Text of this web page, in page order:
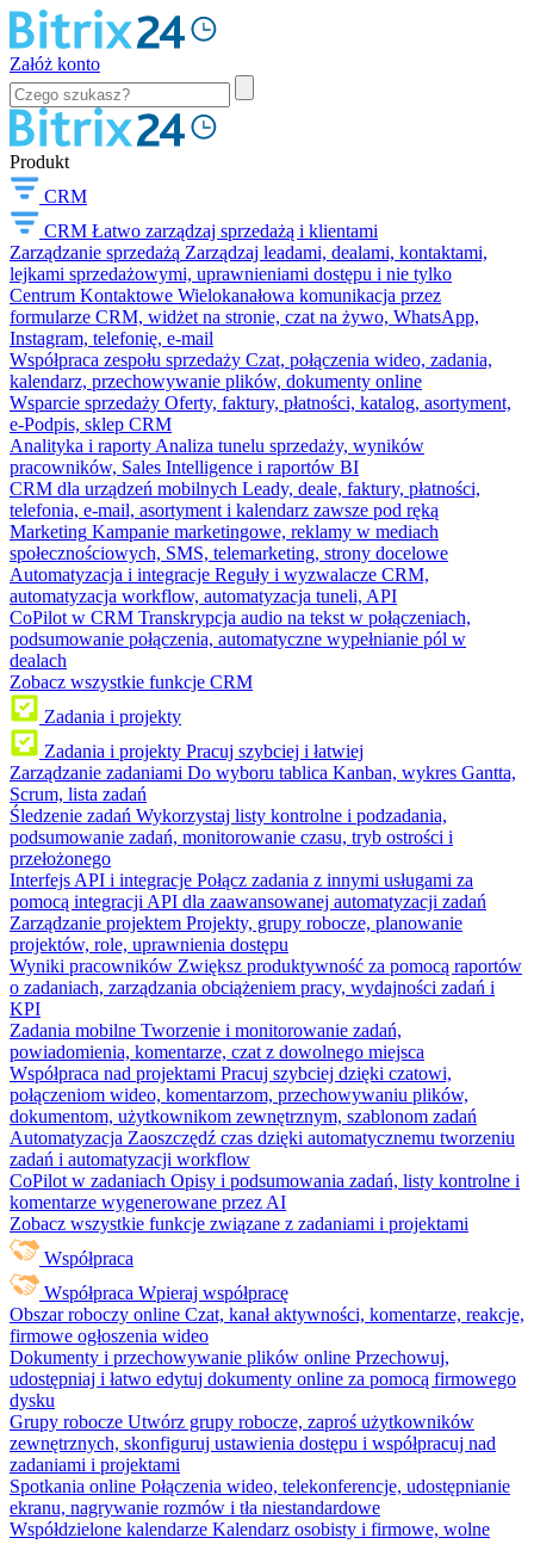
Załóż konto
Produkt
CRM
CRM Łatwo zarządzaj sprzedażą i klientami
Zarządzanie sprzedażą Zarządzaj leadami, dealami, kontaktami,
lejkami sprzedażowymi, uprawnieniami dostępu i nie tylko
Centrum Kontaktowe Wielokanałowa komunikacja przez
formularze CRM, widżet na stronie, czat na żywo, WhatsApp,
Instagram, telefonię, e-mail
Współpraca zespołu sprzedaży Czat, połączenia wideo, zadania,
kalendarz, przechowywanie plików, dokumenty online
Wsparcie sprzedaży Oferty, faktury, płatności, katalog, asortyment,
e-Podpis, sklep CRM
Analityka i raporty Analiza tunelu sprzedaży, wyników
pracowników, Sales Intelligence i raportów BI
CRM dla urządzeń mobilnych Leady, deale, faktury, płatności,
telefonia, e-mail, asortyment i kalendarz zawsze pod ręką
Marketing Kampanie marketingowe, reklamy w mediach
społecznościowych, SMS, telemarketing, strony docelowe
Automatyzacja i integracje Reguły i wyzwalacze CRM,
automatyzacja workflow, automatyzacja tuneli, API
CoPilot w CRM Transkrypcja audio na tekst w połączeniach,
podsumowanie połączenia, automatyczne wypełnianie pól w
dealach
Zobacz wszystkie funkcje CRM
Zadania i projekty
Zadania i projekty Pracuj szybciej i łatwiej
Zarządzanie zadaniami Do wyboru tablica Kanban, wykres Gantta,
Scrum, lista zadań
Śledzenie zadań Wykorzystaj listy kontrolne i podzadania,
podsumowanie zadań, monitorowanie czasu, tryb ostrości i
przełożonego
Interfejs API i integracje Połącz zadania z innymi usługami za
pomocą integracji API dla zaawansowanej automatyzacji zadań
Zarządzanie projektem Projekty, grupy robocze, planowanie
projektów, role, uprawnienia dostępu
Wyniki pracowników Zwiększ produktywność za pomocą raportów
o zadaniach, zarządzania obciążeniem pracy, wydajności zadań i
KPI
Zadania mobilne Tworzenie i monitorowanie zadań,
powiadomienia, komentarze, czat z dowolnego miejsca
Współpraca nad projektami Pracuj szybciej dzięki czatowi,
połączeniom wideo, komentarzom, przechowywaniu plików,
dokumentom, użytkownikom zewnętrznym, szablonom zadań
Automatyzacja Zaoszczędź czas dzięki automatycznemu tworzeniu
zadań i automatyzacji workflow
CoPilot w zadaniach Opisy i podsumowania zadań, listy kontrolne i
komentarze wygenerowane przez AI
Zobacz wszystkie funkcje związane z zadaniami i projektami
Współpraca
Współpraca Wpieraj współpracę
Obszar roboczy online Czat, kanał aktywności, komentarze, reakcje,
firmowe ogłoszenia wideo
Dokumenty i przechowywanie plików online Przechowuj,
udostępniaj i łatwo edytuj dokumenty online za pomocą firmowego
dysku
Grupy robocze Utwórz grupy robocze, zaproś użytkowników
zewnętrznych, skonfiguruj ustawienia dostępu i współpracuj nad
zadaniami i projektami
Spotkania online Połączenia wideo, telekonferencje, udostępnianie
ekranu, nagrywanie rozmów i tła niestandardowe
Współdzielone kalendarze Kalendarz osobisty i firmowe, wolne